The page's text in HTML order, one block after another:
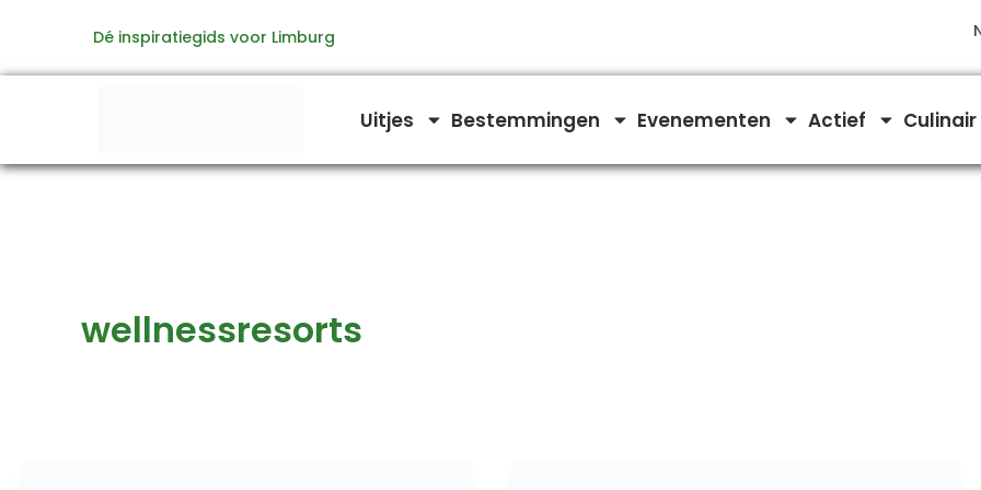
de
Dé inspiratiegids voor Limburg
Uitjes Bestemmingen Evenementen Actief Culinair
wellnessresorts